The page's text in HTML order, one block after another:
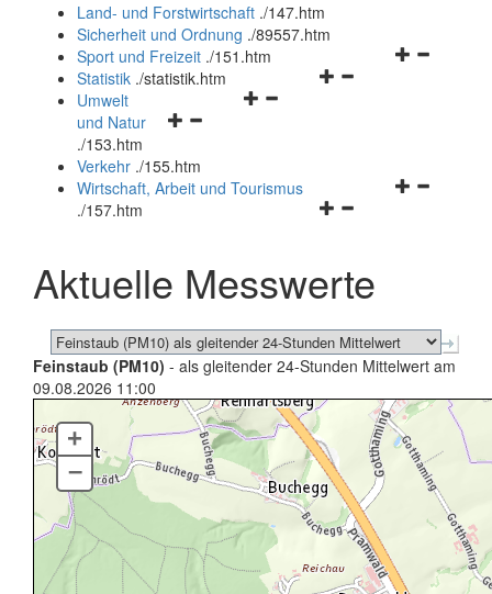
und
schließen
Land- und Forstwirtschaft ./147.htm
Sicherheit und Ordnung ./89557.htm
Navigationsmenü
Sport und Freizeit ./151.htm
Navigationsmenü
Statistik ./statistik.htm
Navigationsmenü
und
schließen
Umwelt
und Natur
./153.htm
Verkehr ./155.htm
Navigationsmenü
schließen
Wirtschaft, Arbeit und Tourismus
./157.htm
Aktuelle Messwerte
Feinstaub (PM10) - als gleitender 24-Stunden Mittelwert am
09.08.2026 11:00
+
–